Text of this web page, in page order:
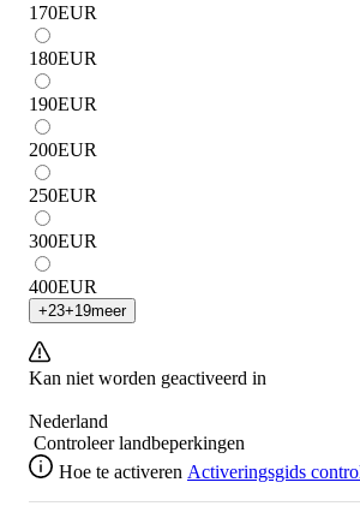
170EUR
180EUR
190EUR
200EUR
250EUR
300EUR
400EUR
+23+19meer
Kan niet worden geactiveerd in
Nederland
Controleer landbeperkingen
Hoe te activeren Activeringsgids